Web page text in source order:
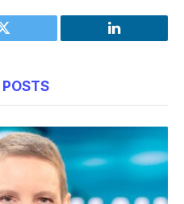
Twitter LinkedIn
POSTS